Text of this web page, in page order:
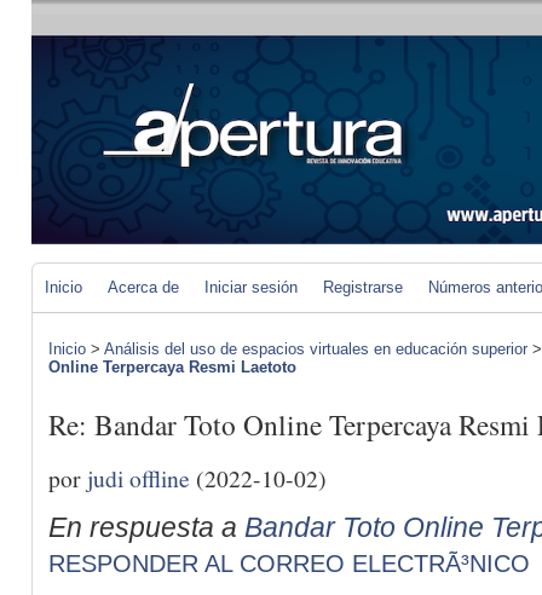
Inicio Acerca de Iniciar sesión Registrarse Números
Inicio > Análisis del uso de espacios virtuales en educación superior
Online Terpercaya Resmi Laetoto
Re: Bandar Toto Online Terpercaya Resmi
porjudi offline (2022-10-02)
En respuesta a Bandar Toto Online
RESPONDER AL CORREO ELECTRÃ³NICO